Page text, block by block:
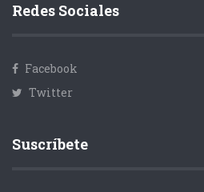
Redes Sociales
Facebook
Twitter
Suscríbete